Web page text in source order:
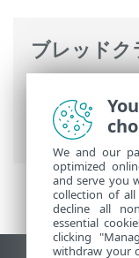
ブレッドク
ESET
インメニュー
We and our
optimized
and serve you
collection of all
decline all
essential
clicking
withdraw your